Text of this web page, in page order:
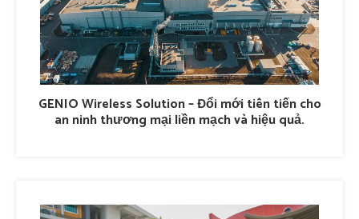
GENIO Wireless Solution – Đổi mới tiên tiến cho
an ninh thương mại liền mạch và hiệu quả.